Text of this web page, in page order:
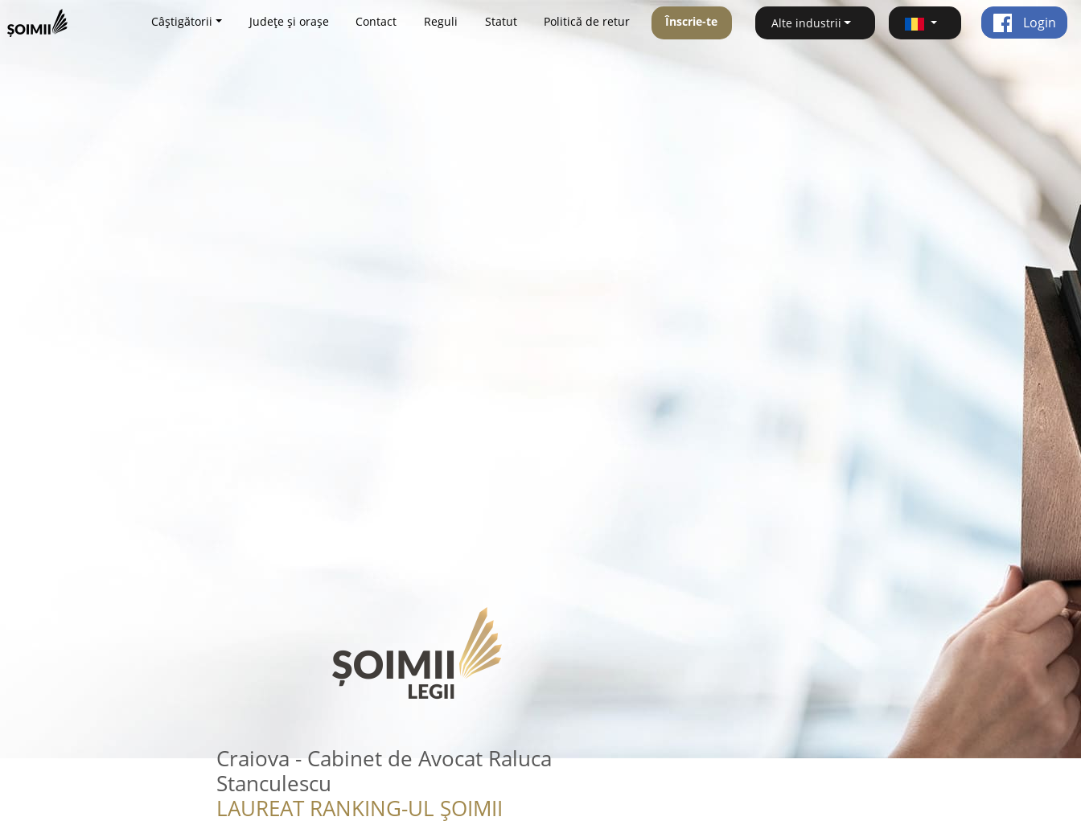
Câștigătorii Județe și orașe Contact Reguli Statut Politică de retur Înscrie-te Alte industrii Login
Craiova - Cabinet de Avocat Raluca
Stanculescu
LAUREAT RANKING-UL ȘOIMII